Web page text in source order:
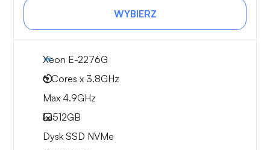
WYBIERZ
Xeon E-2276G
6 Cores x 3.8GHz
Max 4.9GHz
1x512GB
Dysk SSD NVMe